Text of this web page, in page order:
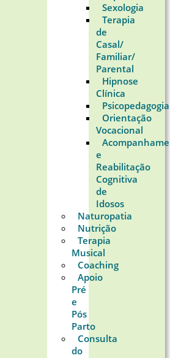
Sexologia
Terapia
de
Casal/
Familiar/
Parental
Hipnose
Clínica
Psicopedagogia
Orientação
Vocacional
e
Reabilitação
Cognitiva
de
Idosos
Naturopatia
Nutrição
Terapia
Musical
Coaching
Apoio
Pré
e
Pós
Parto
Consulta
do